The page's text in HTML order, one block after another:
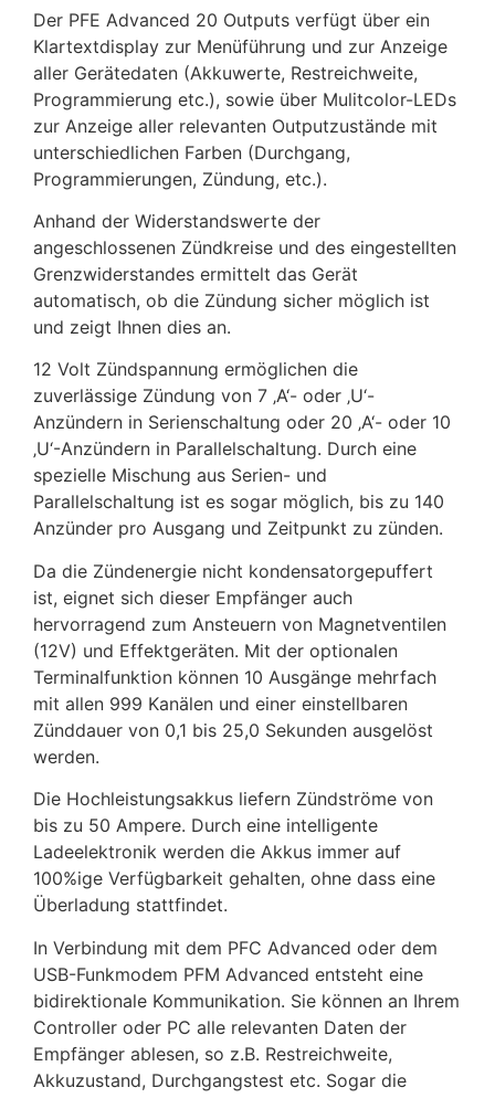
Der PFE Advanced 20 Outputs verfügt über ein
Klartextdisplay zur Menüführung und zur Anzeige
aller Gerätedaten (Akkuwerte, Restreichweite,
Programmierung etc.), sowie über Mulitcolor-LEDs
zur Anzeige aller relevanten Outputzustände mit
unterschiedlichen Farben (Durchgang,
Programmierungen, Zündung, etc.).
Anhand der Widerstandswerte der
angeschlossenen Zündkreise und des eingestellten
Grenzwiderstandes ermittelt das Gerät
automatisch, ob die Zündung sicher möglich ist
und zeigt Ihnen dies an.
12 Volt Zündspannung ermöglichen die
zuverlässige Zündung von 7 ‚A‘- oder ‚U‘-
Anzündern in Serienschaltung oder 20 ‚A‘- oder 10
‚U‘-Anzündern in Parallelschaltung. Durch eine
spezielle Mischung aus Serien- und
Parallelschaltung ist es sogar möglich, bis zu 140
Anzünder pro Ausgang und Zeitpunkt zu zünden.
Da die Zündenergie nicht kondensatorgepuffert
ist, eignet sich dieser Empfänger auch
hervorragend zum Ansteuern von Magnetventilen
(12V) und Effektgeräten. Mit der optionalen
Terminalfunktion können 10 Ausgänge mehrfach
mit allen 999 Kanälen und einer einstellbaren
Zünddauer von 0,1 bis 25,0 Sekunden ausgelöst
werden.
Die Hochleistungsakkus liefern Zündströme von
bis zu 50 Ampere. Durch eine intelligente
Ladeelektronik werden die Akkus immer auf
100%ige Verfügbarkeit gehalten, ohne dass eine
Überladung stattfindet.
In Verbindung mit dem PFC Advanced oder dem
USB-Funkmodem PFM Advanced entsteht eine
bidirektionale Kommunikation. Sie können an Ihrem
Controller oder PC alle relevanten Daten der
Empfänger ablesen, so z.B. Restreichweite,
Akkuzustand, Durchgangstest etc. Sogar die